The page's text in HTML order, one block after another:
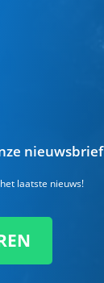
nieuwsbrief
laatste nieuws!